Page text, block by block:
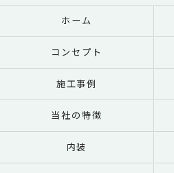
ホーム
コンセプト
施工事例
当社の特徴
内装